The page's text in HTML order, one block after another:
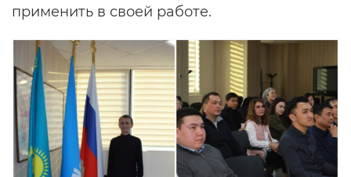
применить в своей работе.